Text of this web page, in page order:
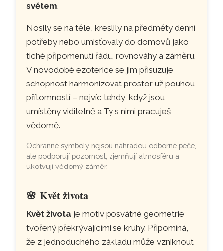
světem.
Nosily se na těle, kreslily na předměty denní
potřeby nebo umisťovaly do domovů jako
tiché připomenutí řádu, rovnováhy a záměru.
V novodobé ezoterice se jim přisuzuje
schopnost harmonizovat prostor už pouhou
přítomností – nejvíc tehdy, když jsou
umístěny viditelně a Ty s nimi pracuješ
vědomě.
Ochranné symboly nejsou náhradou odborné péče,
ale podporují pozornost, zjemňují atmosféru a
ukotvují vědomý záměr.
🌸Květ života
Květ života je motiv posvátné geometrie
tvořený překrývajícími se kruhy. Připomíná,
že z jednoduchého základu může vzniknout